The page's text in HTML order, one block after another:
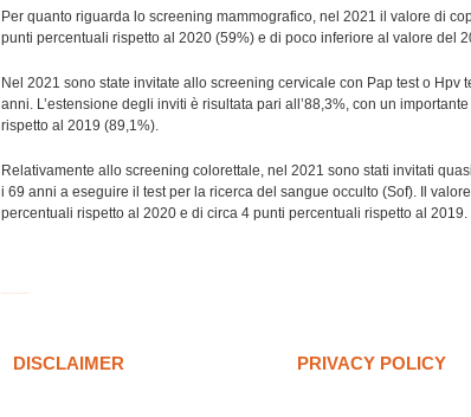
nuove modalità di svago e l'adattamento sociale in contesti di prolungata
Per quanto riguarda lo screening mammografico, nel 2021 il valore di
punti percentuali rispetto al 2020 (59%) e di poco inferiore al valore del
Nel 2021 sono state invitate allo screening cervicale con Pap test o
anni. L’estensione degli inviti è risultata pari all’88,3%, con un
rispetto al 2019 (89,1%).
Relativamente allo screening colorettale, nel 2021 sono stati invitati
i 69 anni a eseguire il test per la ricerca del sangue occulto (Sof). Il
percentuali rispetto al 2020 e di circa 4 punti percentuali rispetto al 2019.
DISCLAIMER PRIVACY POLICY